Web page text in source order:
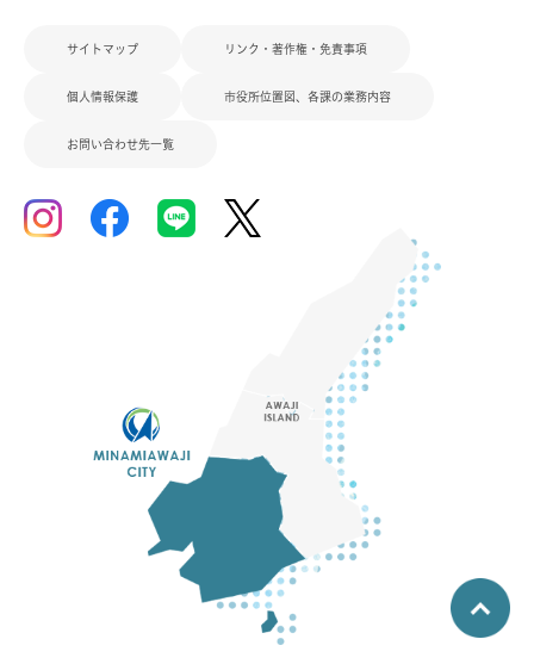
サイトマップ リンク・著作権・免責事項
個人情報保護 市役所位置図、各課の業務内容
お問い合わせ先一覧